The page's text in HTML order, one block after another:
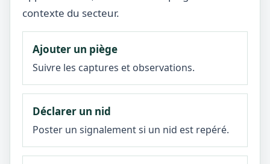
contexte du secteur.
Ajouter un piège
Suivre les captures et observations.
Déclarer un nid
Poster un signalement si un nid est repéré.